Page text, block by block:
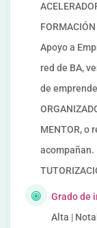
Apoyo a
red de BA,
de
MENTOR, o
acompañan. |
Grado de
Alta |